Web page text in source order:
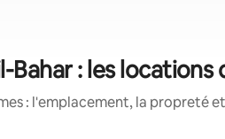
Bahar : les
: l'emplacement, la propreté